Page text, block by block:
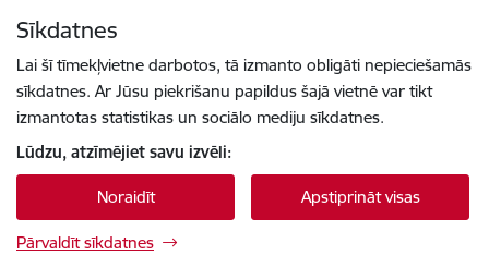
Sīkdatnes
Lai šī tīmekļvietne darbotos, tā izmanto obligāti nepieciešamās
sīkdatnes. Ar Jūsu piekrišanu papildus šajā vietnē var tikt
izmantotas statistikas un sociālo mediju sīkdatnes.
Lūdzu, atzīmējiet savu izvēli:
Noraidīt Apstiprināt visas
Pārvaldīt sīkdatnes